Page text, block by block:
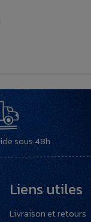
sous 48h
Liens utiles
Livraison et retours